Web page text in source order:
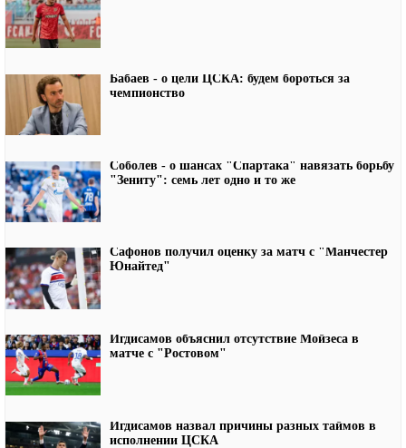
Бабаев - о цели ЦСКА: будем бороться за
чемпионство
Соболев - о шансах "Спартака" навязать борьбу
"Зениту": семь лет одно и то же
Сафонов получил оценку за матч с "Манчестер
Юнайтед"
Игдисамов объяснил отсутствие Мойзеса в
матче с "Ростовом"
Игдисамов назвал причины разных таймов в
исполнении ЦСКА